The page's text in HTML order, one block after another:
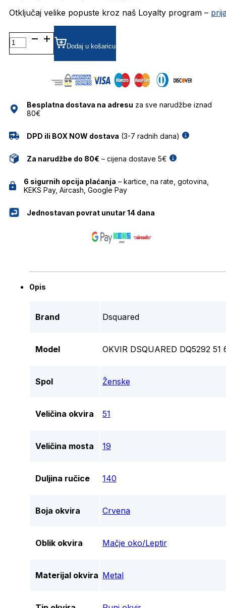
Otključaj velike popuste kroz naš Loyalty program –
DQ5292 DIOPTRIJSKI
OKVIRI
DSQUARED
Dodaj u košaricu
Besplatna dostava na adresu za sve narudžbe iznad
80€
DPD ili BOX NOW dostava (3-7 radnih dana)
Za narudžbe do 80€ – cijena dostave 5€
6 sigurnih opcija plaćanja – kartice, na rate, gotovina,
KEKS Pay, Aircash, Google Pay
Jednostavan povrat unutar 14 dana
Opis
Brand Dsquared
Model OKVIR DSQUARED DQ5292 51
Spol Ženske
Veličina okvira 51
Veličina mosta 19
Duljina ručice 140
Boja okvira Crvena
Oblik okvira Mačje oko/Leptir
Materijal okvira Metal